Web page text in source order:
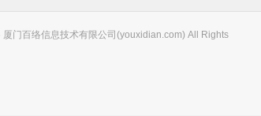
门百络信息技术有限公司(youxidian.com) All Rights